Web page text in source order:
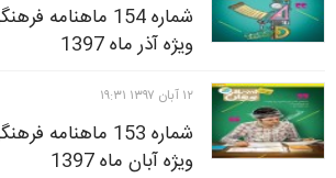
شماره 154
ویژه آذر ماه 1397
۱۲ آبان ۱۳۹۷ ۱۹:۳۱
شماره 153
ویژه آبان ماه 1397